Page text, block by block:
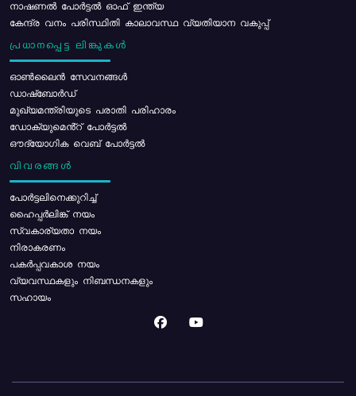
നാഷണൽ പോർട്ടൽ ഓഫ് ഇന്ത്യ
കേന്ദ്ര വനം പരിസ്ഥിതി കാലാവസ്ഥ വ്യതിയാന വകുപ്പ്
പ്രധാനപ്പെട്ട ലിങ്കുകൾ
ഓൺലൈൻ സേവനങ്ങൾ
ഡാഷ്ബോർഡ്
മുഖ്യമന്ത്രിയുടെ പരാതി പരിഹാരം
ഡോക്യുമെൻ്റ് പോർട്ടൽ
ഔദ്യോഗിക വെബ് പോർട്ടൽ
വിവരങ്ങൾ
പോര്‍ട്ടലിനെക്കുറിച്ച്
ഹൈപ്പർലിങ്ക് നയം
സ്വകാര്യതാ നയം
നിരാകരണം
പകർപ്പവകാശ നയം
വ്യവസ്ഥകളും നിബന്ധനകളും
സഹായം